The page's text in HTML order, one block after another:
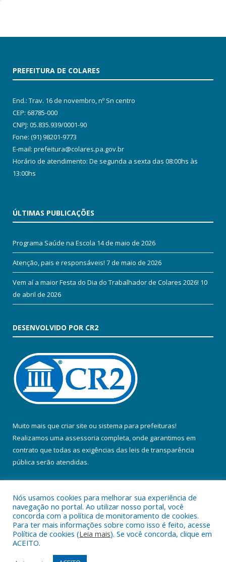
PREFEITURA DE COLARES
End.: Trav. 16 de novembro, nº Sn centro
CEP: 68785-000
CNPJ: 05.835.939/0001-90
Fone: (91) 98201-9773
E-mail: prefeitura@colares.pa.gov.br
Horário de atendimento: De segunda a sexta das 08:00hs às
13:00hs
ÚLTIMAS PUBLICAÇÕES
Programa Saúde na Escola 14 de maio de 2026
Atenção, pais e responsáveis! 7 de maio de 2026
Vem aí a maior Festa do Dia do Trabalhador de Colares 2026! 10
de abril de 2026
DESENVOLVIDO POR CR2
Muito mais que criar site ou sistema para prefeituras!
Realizamos uma assessoria completa, onde garantimos em
contrato que todas as exigências das leis de transparência
pública serão atendidas.
Todos os direitos reservados a Prefeitura Municipal de Colares.
Nós usamos cookies para melhorar sua experiência de
navegação no portal. Ao utilizar nosso portal, você
concorda com a política de monitoramento de cookies.
Para ter mais informações sobre como isso é feito, acesse
Política de cookies (Leia mais). Se você concorda, clique em
ACEITO.